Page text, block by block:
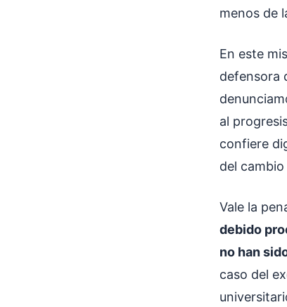
menos de
En este
defensora
al
confiere
del cambio
Vale la
debido
no han
caso del